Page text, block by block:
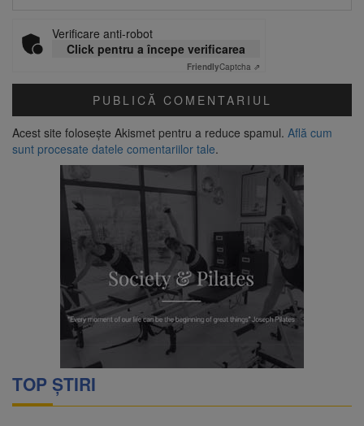
Verificare anti-robot
Click pentru a începe verificarea
FriendlyCaptcha ⇗
Acest site folosește Akismet pentru a reduce spamul. Află cum
sunt procesate datele comentariilor tale.
TOP ȘTIRI